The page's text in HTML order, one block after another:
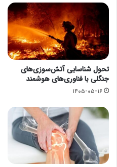
تحول شناسایی آتش‌سوزی‌های
جنگلی با فناوری‌های هوشمند
۱۴۰۵-۰۵-۱۶